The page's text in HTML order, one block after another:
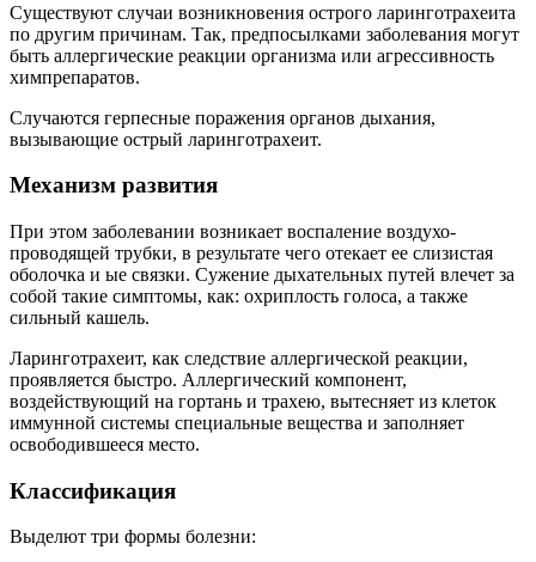
Существуют случаи возникновения острого ларинготрахеита
по другим причинам. Так, предпосылками заболевания могут
быть аллергические реакции организма или агрессивность
химпрепаратов.
Случаются герпесные поражения органов дыхания,
вызывающие острый ларинготрахеит.
Механизм развития
При этом заболевании возникает воспаление воздухо-
проводящей трубки, в результате чего отекает ее слизистая
оболочка и ые связки. Сужение дыхательных путей влечет за
собой такие симптомы, как: охриплость голоса, а также
сильный кашель.
Ларинготрахеит, как следствие аллергической реакции,
проявляется быстро. Аллергический компонент,
воздействующий на гортань и трахею, вытесняет из клеток
иммунной системы специальные вещества и заполняет
освободившееся место.
Классификация
Выделют три формы болезни: